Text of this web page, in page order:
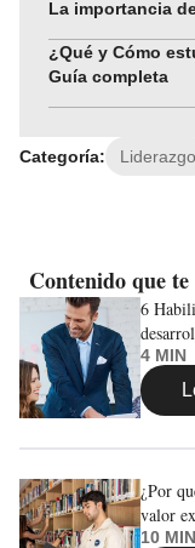
La importancia
¿Qué y Cómo
Guía completa
Categoría: Liderazgo
Contenido que
6
4 MIN
¿Por
valor
10 MIN